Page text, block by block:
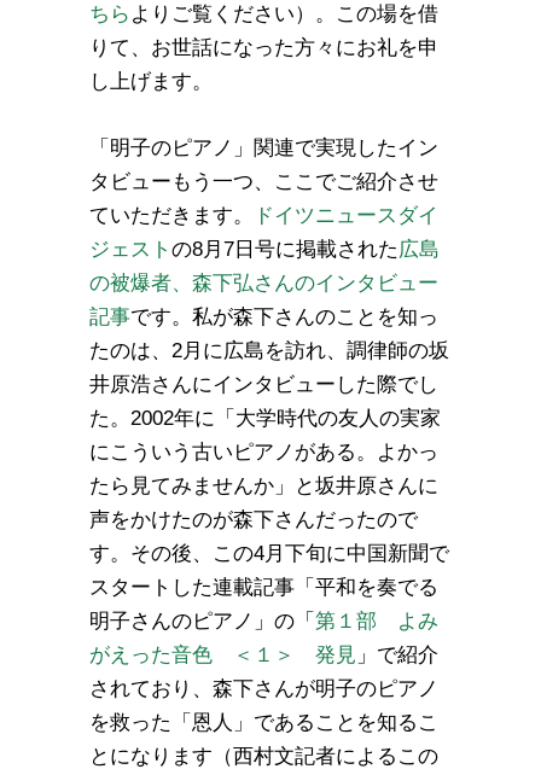
ちら よりご覧ください）。この場を借
りて、お世話になった方々にお礼を申
し上げます。
「明子のピアノ」関連で実現したイン
タビューもう一つ、ここでご紹介させ
ていただきます。
ドイツニュースダイ
ジェスト の8月7日号に掲載された 広島
の被爆者、森下弘さんのインタビュー
記事です。私が森下さんのことを知っ
たのは、2月に広島を訪れ、調律師の坂
井原浩さんにインタビューした際でし
た。2002年に「大学時代の友人の実家
にこういう古いピアノがある。よかっ
たら見てみませんか」と坂井原さんに
声をかけたのが森下さんだったので
す。その後、この4月下旬に中国新聞で
スタートした連載記事「平和を奏でる
明子さんのピアノ」の「 第１部 よみ
がえった音色 ＜１＞ 発見 」で紹介
されており、森下さんが明子のピアノ
を救った「恩人」であることを知るこ
とになります（西村文記者によるこの